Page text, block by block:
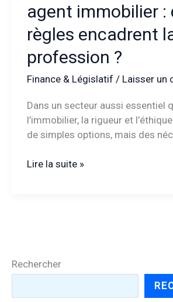
agent immobilier :
règles encadrent
profession ?
Finance & Législatif / Laisser un
Dans un secteur aussi essentiel
l’immobilier, la rigueur et
de simples options, mais des
Code
règles
la
Lire la suite »
Rechercher